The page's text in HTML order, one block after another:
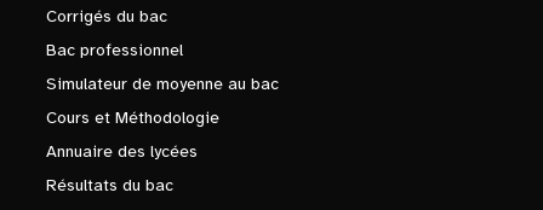
Corrigés du bac
Bac professionnel
Simulateur de moyenne au bac
Cours et Méthodologie
Annuaire des lycées
Résultats du bac